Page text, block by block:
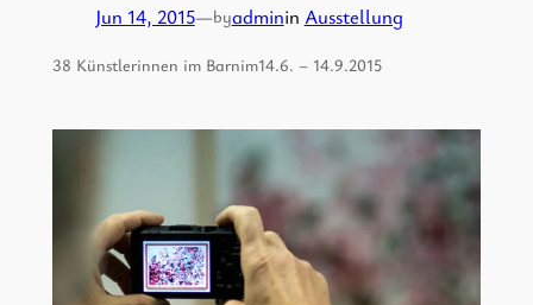
Jun 14, 2015—byadminin Ausstellung
38 Künstlerinnen im Barnim14.6. – 14.9.2015